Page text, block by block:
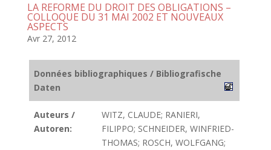
LA REFORME DU DROIT DES OBLIGATIONS –
COLLOQUE DU 31 MAI 2002 ET NOUVEAUX
ASPECTS
Avr 27, 2012
Données bibliographiques / Bibliografische
Daten
Auteurs /
Autoren:
WITZ, CLAUDE; RANIERI,
FILIPPO; SCHNEIDER, WINFRIED-
THOMAS; ROSCH, WOLFGANG;